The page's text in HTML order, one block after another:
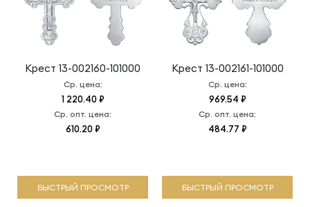
Крест 13-002160-101000
Ср. цена:
1 220.40 ₽
Ср. опт. цена:
610.20 ₽
БЫСТРЫЙ ПРОСМОТР
Крест 13-002161-101000
Ср. цена:
969.54 ₽
Ср. опт. цена:
484.77 ₽
БЫСТРЫЙ ПРОСМОТР